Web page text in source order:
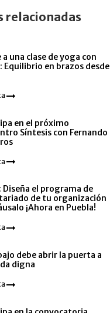
relacionadas
una clase de yoga con
Equilibrio en brazos desde
en el próximo
Síntesis con Fernando
Diseña el programa de
de tu organización
¡Ahora en Puebla!
debe abrir la puerta a
digna